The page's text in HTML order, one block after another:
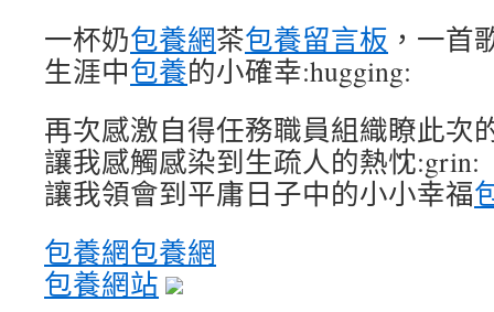
一杯奶包養網茶包養留言板 ，一首
生涯中包養的小確幸:hugging:
再次感激自得任務職員組織瞭此次
讓我感觸感染到生疏人的熱忱:grin:
讓我領會到平庸日子中的小小幸福
包養網包養網
包養網站